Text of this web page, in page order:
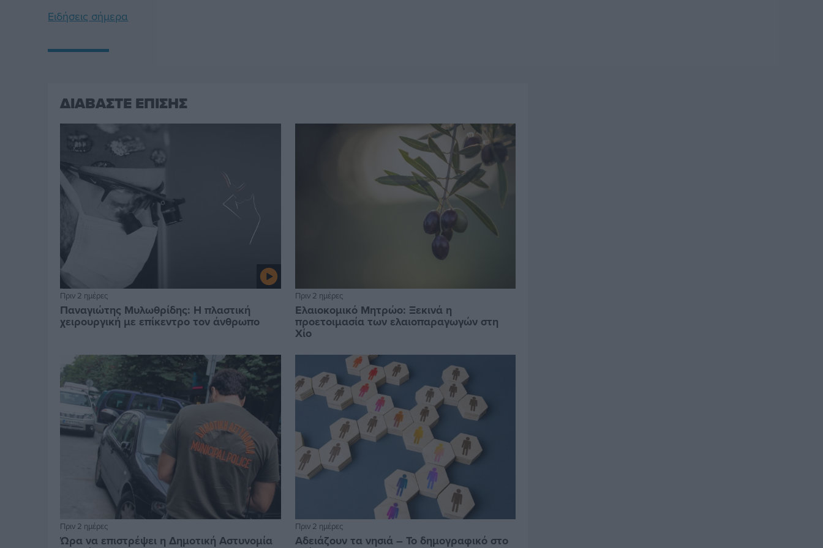
Ειδήσεις σήμερα
ΔΙΑΒΑΣΤΕ ΕΠΙΣΗΣ
Πριν 2 ημέρες
Παναγιώτης Μυλωθρίδης: Η πλαστική
χειρουργική με επίκεντρο τον άνθρωπο
Πριν 2 ημέρες
Ελαιοκομικό Μητρώο: Ξεκινά η
προετοιμασία των ελαιοπαραγωγών στη
Χίο
Πριν 2 ημέρες
Ώρα να επιστρέψει η Δημοτική Αστυνομία
Πριν 2 ημέρες
Αδειάζουν τα νησιά – Το δημογραφικό στο